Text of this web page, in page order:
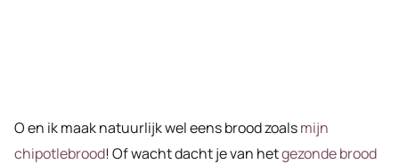
O en ik maak natuurlijk wel eens brood zoalsmijn
chipotlebrood! Of wacht dacht je van hetgezonde brood